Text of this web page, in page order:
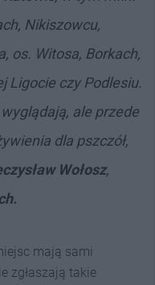
Nikiszowcu,
os. Witosa, Borkach,
Ligocie czy Podlesiu.
ale przede
dla pszczół,
Wołosz,
mają sami
zgłaszają takie